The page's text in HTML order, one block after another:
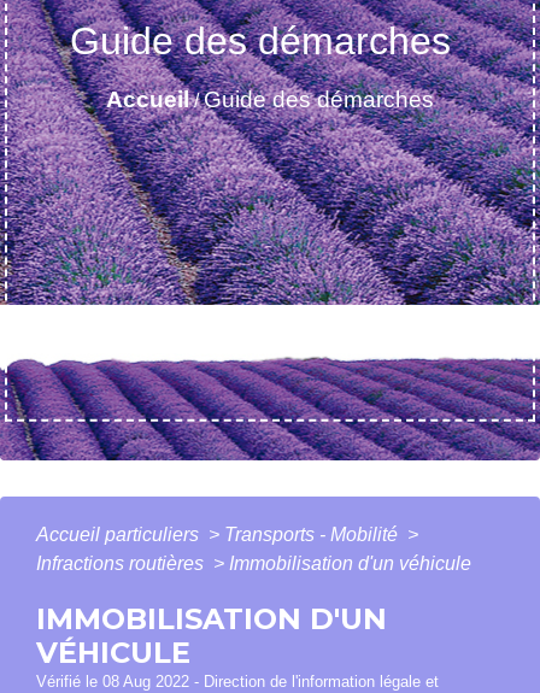
Guide des démarches
Accueil/Guide des démarches
Accueil particuliers > Transports - Mobilité >
Infractions routières > Immobilisation d'un véhicule
IMMOBILISATION D'UN
VÉHICULE
Vérifié le 08 Aug 2022 - Direction de l'information légale et